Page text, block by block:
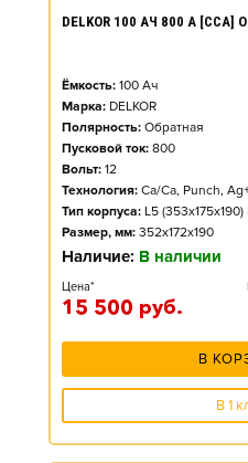
DELKOR 100 АЧ 800 А
Ёмкость: 100 Ач
Марка: DELKOR
Полярность: Обратная
Пусковой ток: 800
Вольт: 12
Технология: Ca/Ca, Punch,
Тип корпуса: L5 (353x175x190)
Размер, мм: 352x172x190
Наличие: В наличии
Цена*
15 500 руб.
В
В 1